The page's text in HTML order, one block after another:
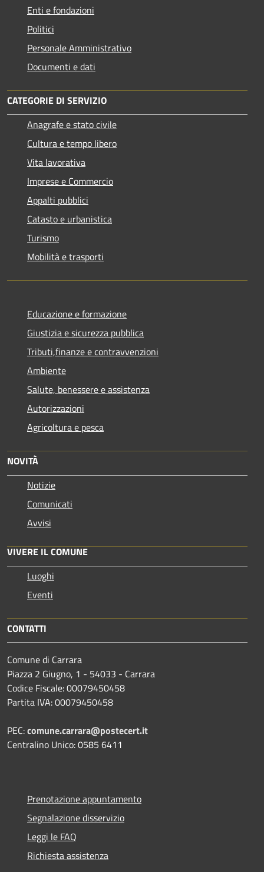
Enti e fondazioni
Politici
Personale Amministrativo
Documenti e dati
CATEGORIE DI SERVIZIO
Anagrafe e stato civile
Cultura e tempo libero
Vita lavorativa
Imprese e Commercio
Appalti pubblici
Catasto e urbanistica
Turismo
Mobilità e trasporti
Educazione e formazione
Giustizia e sicurezza pubblica
Tributi,finanze e contravvenzioni
Ambiente
Salute, benessere e assistenza
Autorizzazioni
Agricoltura e pesca
NOVITÀ
Notizie
Comunicati
Avvisi
VIVERE IL COMUNE
Luoghi
Eventi
CONTATTI
Comune di Carrara
Piazza 2 Giugno, 1 - 54033 - Carrara
Codice Fiscale: 00079450458
Partita IVA: 00079450458
PEC:comune.carrara@postecert.it
Centralino Unico: 0585 6411
Prenotazione appuntamento
Segnalazione disservizio
Leggi le FAQ
Richiesta assistenza